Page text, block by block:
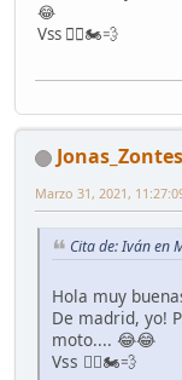
😂
Vss ✌🏻🏍💨
Marzo 31, 2021,
Cita de: Iván en
Hola muy
De madrid, yo!
moto.... 😂😂
Vss ✌🏻🏍💨